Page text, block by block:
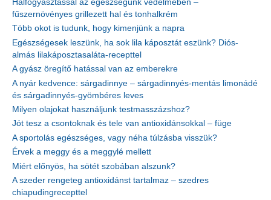
Halfogyasztással az egészségünk védelmében –
fűszernövényes grillezett hal és tonhalkrém
Több okot is tudunk, hogy kimenjünk a napra
Egészségesek leszünk, ha sok lila káposztát eszünk? Diós-
almás lilakáposztasaláta-recepttel
A gyász öregítő hatással van az emberekre
A nyár kedvence: sárgadinnye – sárgadinnyés-mentás limonádé
és sárgadinnyés-gyömbéres leves
Milyen olajokat használjunk testmasszázshoz?
Jót tesz a csontoknak és tele van antioxidánsokkal – füge
A sportolás egészséges, vagy néha túlzásba visszük?
Érvek a meggy és a meggylé mellett
Miért előnyös, ha sötét szobában alszunk?
A szeder rengeteg antioxidánst tartalmaz – szedres
chiapudingrecepttel